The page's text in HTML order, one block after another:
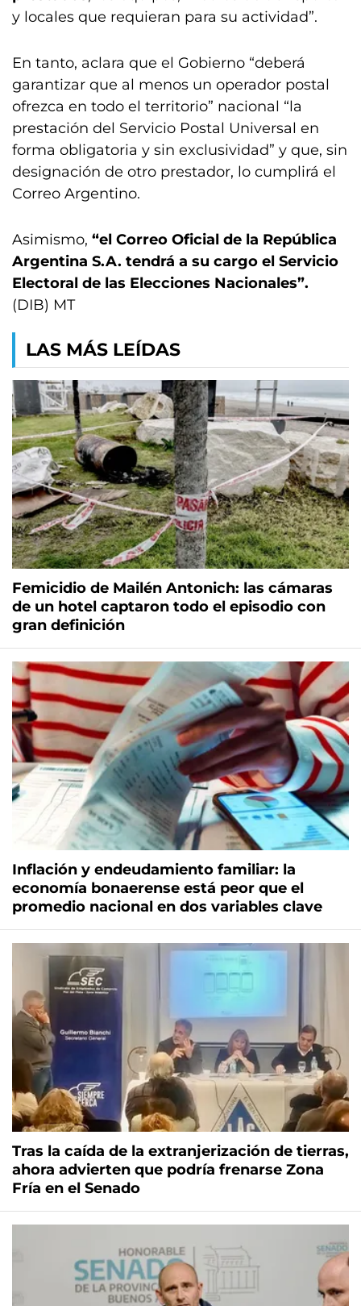
y locales que requieran para su actividad”.
En tanto, aclara que el Gobierno “deberá
garantizar que al menos un operador postal
ofrezca en todo el territorio” nacional “la
prestación del Servicio Postal Universal en
forma obligatoria y sin exclusividad” y que, sin
designación de otro prestador, lo cumplirá el
Correo Argentino.
Asimismo, “el Correo Oficial de la República
Argentina S.A. tendrá a su cargo el Servicio
Electoral de las Elecciones Nacionales”.
(DIB) MT
LAS MÁS LEÍDAS
Femicidio de Mailén Antonich: las cámaras
de un hotel captaron todo el episodio con
gran definición
Inflación y endeudamiento familiar: la
economía bonaerense está peor que el
promedio nacional en dos variables clave
Tras la caída de la extranjerización de tierras,
ahora advierten que podría frenarse Zona
Fría en el Senado